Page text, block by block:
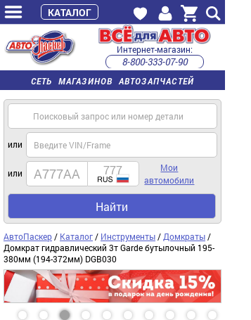
СЕТЬ МАГАЗИНОВ АВТОЗАПЧАСТЕЙ
Интернет-магазин:
8-800-333-07-90
часы работы с 9:00 до 22:00 (пн-пт)
или
или
Мои
автомобили
Найти
АвтоПаскер / Каталог / Инструменты / Домкраты /
Домкрат гидравлический 3т Garde бутылочный 195-
380мм (194-372мм) DGB030
КАТАЛОГ